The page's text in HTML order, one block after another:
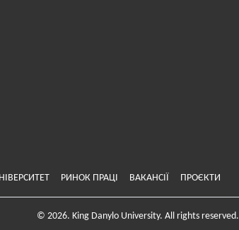
РИНОК ПРАЦІ ВАКАНСІЇ ПРОЄКТИ
© 2026. King Danylo University. All rights reserved.